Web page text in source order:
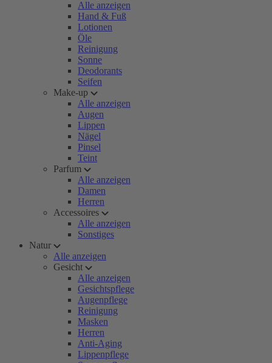
Alle anzeigen
Hand & Fuß
Lotionen
Öle
Reinigung
Sonne
Deodorants
Seifen
Make-up
Alle anzeigen
Augen
Lippen
Nägel
Pinsel
Teint
Parfum
Alle anzeigen
Damen
Herren
Accessoires
Alle anzeigen
Sonstiges
Natur
Alle anzeigen
Gesicht
Alle anzeigen
Gesichtspflege
Augenpflege
Reinigung
Masken
Herren
Anti-Aging
Lippenpflege